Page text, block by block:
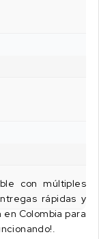
con múltiples
rápidas y
en Colombia para